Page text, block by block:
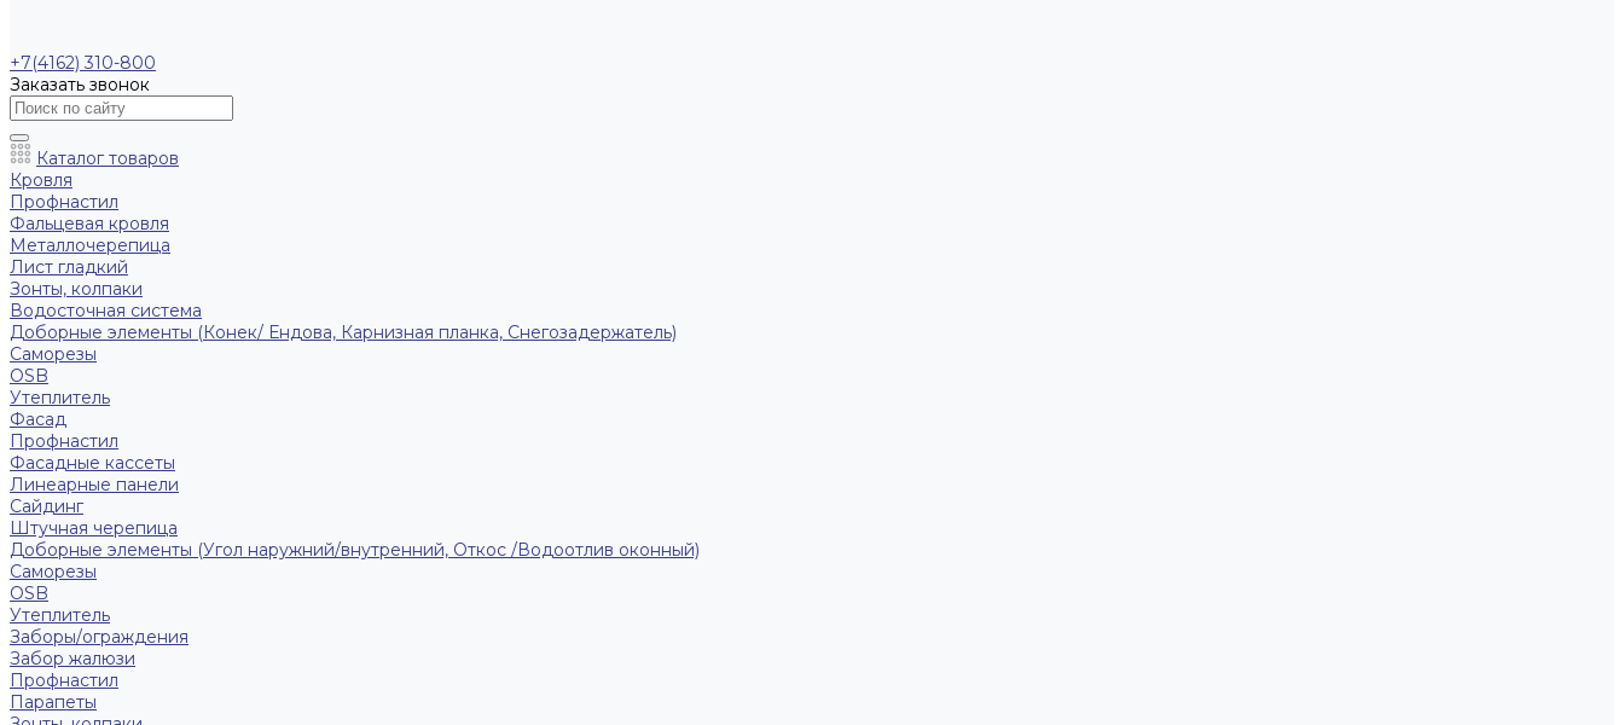
+7(4162) 310-800
Заказать звонок
Каталог товаров
Кровля
Профнастил
Фальцевая кровля
Металлочерепица
Лист гладкий
Зонты, колпаки
Водосточная система
Доборные элементы (Конек/ Ендова, Карнизная планка, Снегозадержатель)
Саморезы
ОSB
Утеплитель
Фасад
Профнастил
Фасадные кассеты
Линеарные панели
Сайдинг
Штучная черепица
Доборные элементы (Угол наружний/внутренний, Откос /Водоотлив оконный)
Саморезы
OSB
Утеплитель
Заборы/ограждения
Забор жалюзи
Профнастил
Парапеты